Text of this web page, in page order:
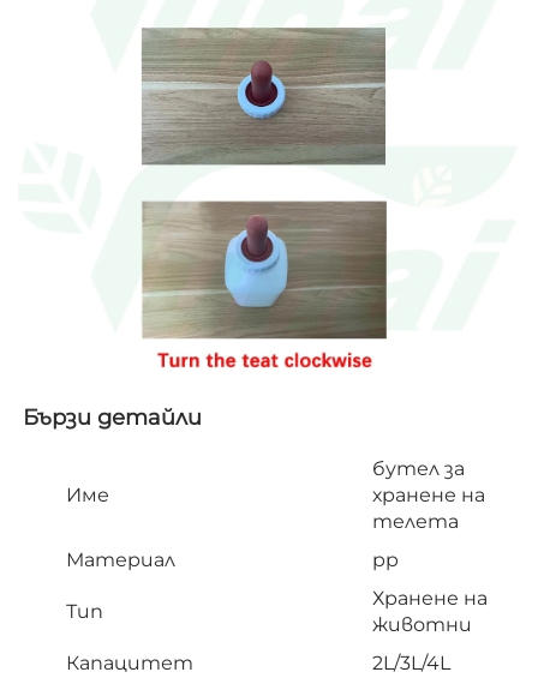
Бързи детайли
Име
бутел за
хранене на
телета
Материал
pp
Тип
Хранене на
животни
Капацитет
2L/3L/4L